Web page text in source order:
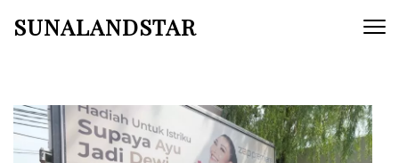
SUNALANDSTAR